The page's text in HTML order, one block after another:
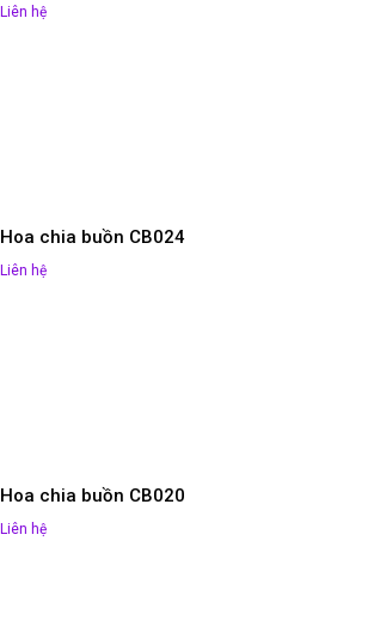
Liên hệ
Hoa chia buồn CB024
Liên hệ
Hoa chia buồn CB020
Liên hệ